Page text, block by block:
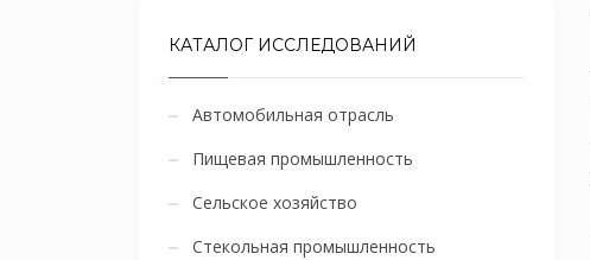
КАТАЛОГ ИССЛЕДОВАНИЙ
Автомобильная отрасль
Пищевая промышленность
Сельское хозяйство
Стекольная промышленность